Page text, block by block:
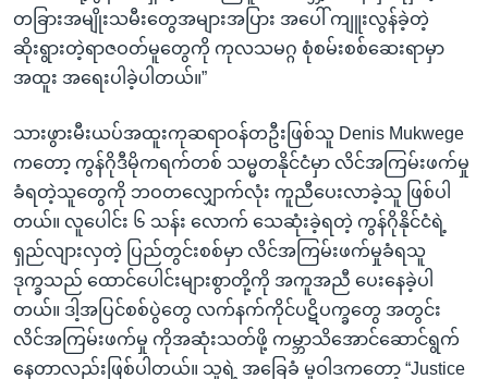
တခြားအမျိုးသမီးတွေအများအပြား အပေါ် ကျူးလွန်ခဲ့တဲ့
ဆိုးရွားတဲ့ရာဇဝတ်မူတွေကို ကုလသမဂ္ဂ စုံစမ်းစစ်ဆေးရာမှာ
အထူး အရေးပါခဲ့ပါတယ်။”
သားဖွားမီးယပ်အထူးကုဆရာဝန်တဦးဖြစ်သူ Denis Mukwege
ကတော့ ကွန်ဂိုဒီမိုကရက်တစ် သမ္မတနိုင်ငံမှာ လိင်အကြမ်းဖက်မှု
ခံရတဲ့သူတွေကို ဘဝတလျှောက်လုံး ကူညီပေးလာခဲ့သူ ဖြစ်ပါ
တယ်။ လူပေါင်း ၆ သန်း လောက် သေဆုံးခဲ့ရတဲ့ ကွန်ဂိုနိုင်ငံရဲ့
ရှည်လျားလှတဲ့ ပြည်တွင်းစစ်မှာ လိင်အကြမ်းဖက်မှုခံရသူ
ဒုက္ခသည် ထောင်ပေါင်းများစွာတို့ကို အကူအညီ ပေးနေခဲ့ပါ
တယ်။ ဒါ့အပြင်စစ်ပွဲတွေ လက်နက်ကိုင်ပဋိပက္ခတွေ အတွင်း
လိင်အကြမ်းဖက်မှု ကိုအဆုံးသတ်ဖို့ ကမ္ဘာသိအောင်ဆောင်ရွက်
နေတာလည်းဖြစ်ပါတယ်။ သူရဲ့ အခြေခံ မူဝါဒကတော့ “Justice